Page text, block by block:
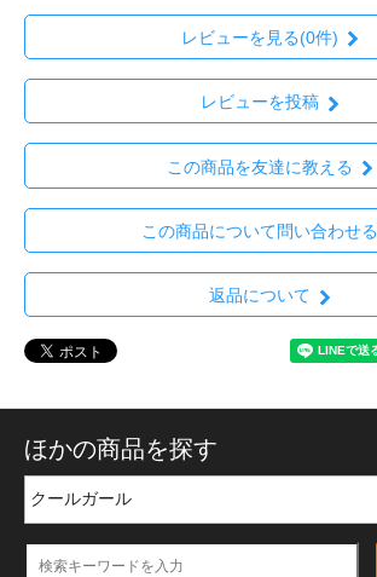
レビューを見る(0件)
レビューを投稿
この商品を友達に教える
この商品について問い合わせる
返品について
ほかの商品を探す